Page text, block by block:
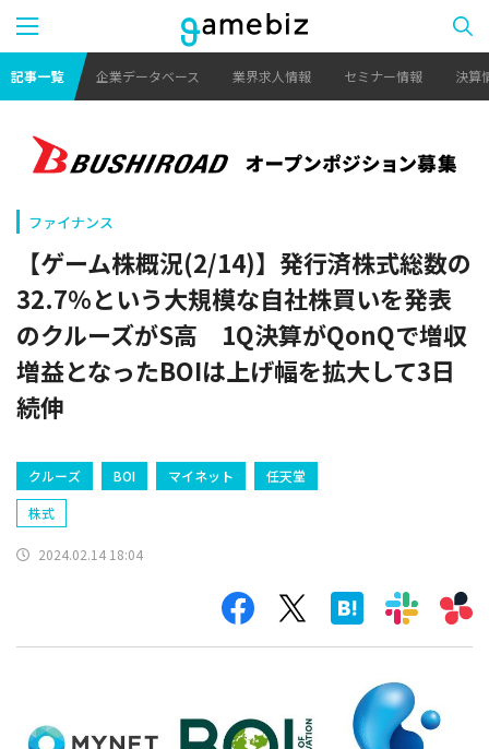
記事一覧 企業データベース 業界求人情報 セミナー情報 決算
ファイナンス
【ゲーム株概況(2/14)】発行済株式総数の
32.7％という大規模な自社株買いを発表
のクルーズがS高 1Q決算がQonQで増収
増益となったBOIは上げ幅を拡大して3日
続伸
クルーズ BOI マイネット
任天堂
株式
2024.02.14 18:04